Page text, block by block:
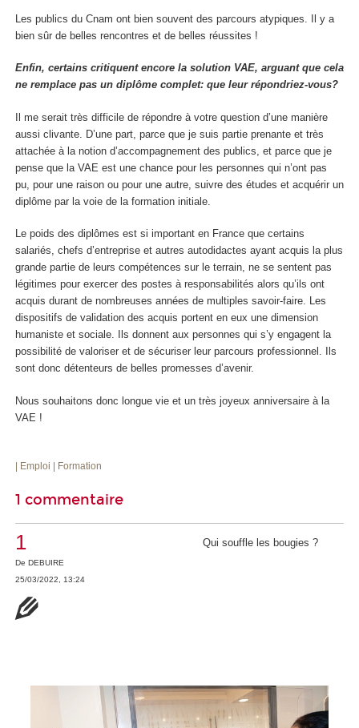
Les publics du Cnam ont bien souvent des parcours atypiques. Il y a
bien sûr de belles rencontres et de belles réussites !
Enfin, certains critiquent encore la solution VAE, arguant que cela
ne remplace pas un diplôme complet: que leur répondriez-vous?
Il me serait très difficile de répondre à votre question d’une manière
aussi clivante. D’une part, parce que je suis partie prenante et très
attachée à la notion d’accompagnement des publics, et parce que je
pense que la VAE est une chance pour les personnes qui n’ont pas
pu, pour une raison ou pour une autre, suivre des études et acquérir un
diplôme par la voie de la formation initiale.
Le poids des diplômes est si important en France que certains
salariés, chefs d’entreprise et autres autodidactes ayant acquis la plus
grande partie de leurs compétences sur le terrain, ne se sentent pas
légitimes pour exercer des postes à responsabilités alors qu’ils ont
acquis durant de nombreuses années de multiples savoir-faire. Les
dispositifs de validation des acquis portent en eux une dimension
humaniste et sociale. Ils donnent aux personnes qui s’y engagent la
possibilité de valoriser et de sécuriser leur parcours professionnel. Ils
sont donc détenteurs de belles promesses d’avenir.
Nous souhaitons donc longue vie et un très joyeux anniversaire à la
VAE !
| Emploi | Formation
1 commentaire
1
De DEBUIRE
25/03/2022, 13:24
Qui souffle les bougies ?